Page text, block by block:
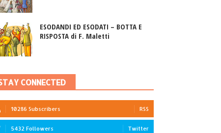
ESODANDI ED ESODATI – BOTTA E
RISPOSTA di F. Maletti
CONNECTED
10286 Subscribers RSS
5432 Followers Twitter